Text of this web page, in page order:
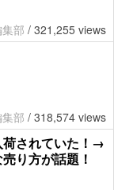
部 / 321,255 views
部 / 318,574 views
荷されていた！→
り方が話題！